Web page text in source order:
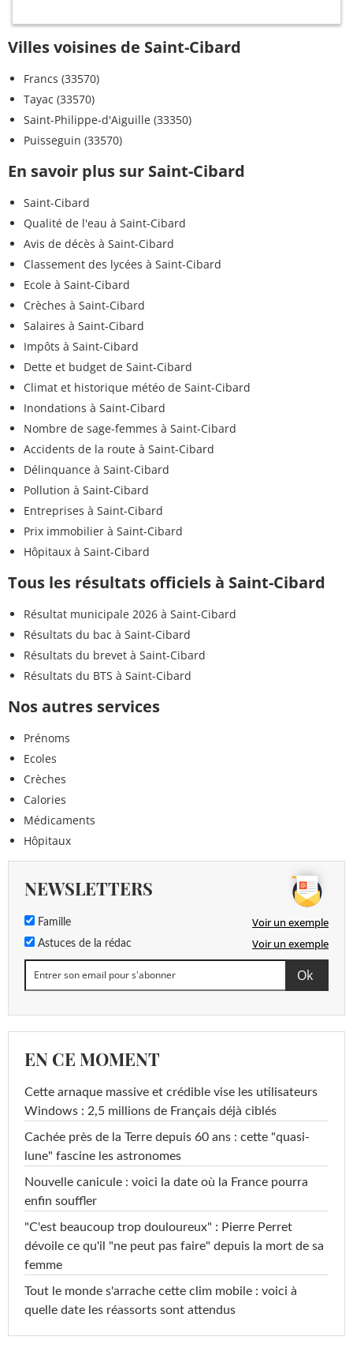
Villes voisines de Saint-Cibard
Francs (33570)
Tayac (33570)
Saint-Philippe-d'Aiguille (33350)
Puisseguin (33570)
En savoir plus sur Saint-Cibard
Saint-Cibard
Qualité de l'eau à Saint-Cibard
Avis de décès à Saint-Cibard
Classement des lycées à Saint-Cibard
Ecole à Saint-Cibard
Crèches à Saint-Cibard
Salaires à Saint-Cibard
Impôts à Saint-Cibard
Dette et budget de Saint-Cibard
Climat et historique météo de Saint-Cibard
Inondations à Saint-Cibard
Nombre de sage-femmes à Saint-Cibard
Accidents de la route à Saint-Cibard
Délinquance à Saint-Cibard
Pollution à Saint-Cibard
Entreprises à Saint-Cibard
Prix immobilier à Saint-Cibard
Hôpitaux à Saint-Cibard
Tous les résultats officiels à Saint-Cibard
Résultat municipale 2026 à Saint-Cibard
Résultats du bac à Saint-Cibard
Résultats du brevet à Saint-Cibard
Résultats du BTS à Saint-Cibard
Nos autres services
Prénoms
Ecoles
Crèches
Calories
Médicaments
Hôpitaux
NEWSLETTERS
Famille Voir un exemple
Astuces de la rédac Voir un exemple
EN CE MOMENT
Cette arnaque massive et crédible vise les utilisateurs
Windows : 2,5 millions de Français déjà ciblés
Cachée près de la Terre depuis 60 ans : cette "quasi-
lune" fascine les astronomes
Nouvelle canicule : voici la date où la France pourra
enfin souffler
"C'est beaucoup trop douloureux" : Pierre Perret
dévoile ce qu'il "ne peut pas faire" depuis la mort de sa
femme
Tout le monde s'arrache cette clim mobile : voici à
quelle date les réassorts sont attendus